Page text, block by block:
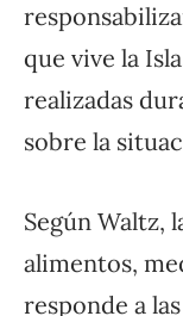
que vive la
realizadas
sobre la
Según Waltz,
alimentos,
responde a